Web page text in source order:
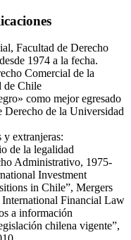
Facultad de Derecho
1974 a la fecha.
Comercial de la
de Chile
como mejor egresado
Derecho de la Universidad
extranjeras:
de la legalidad
Administrativo, 1975-
Investment
in Chile”, Mergers
Financial Law
a información
chilena vigente”,